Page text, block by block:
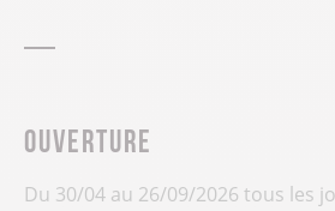
Ouverture
Du 30/04 au 26/09/2026 tous les